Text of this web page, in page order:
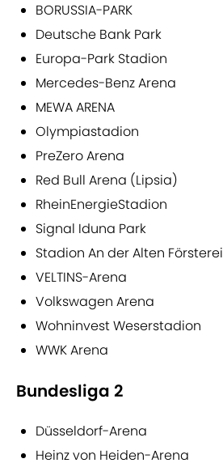
BORUSSIA-PARK
Deutsche Bank Park
Europa-Park Stadion
Mercedes-Benz Arena
MEWA ARENA
Olympiastadion
PreZero Arena
Red Bull Arena (Lipsia)
RheinEnergieStadion
Signal Iduna Park
Stadion An der Alten Försterei
VELTINS-Arena
Volkswagen Arena
Wohninvest Weserstadion
WWK Arena
Bundesliga 2
Düsseldorf-Arena
Heinz von Heiden-Arena